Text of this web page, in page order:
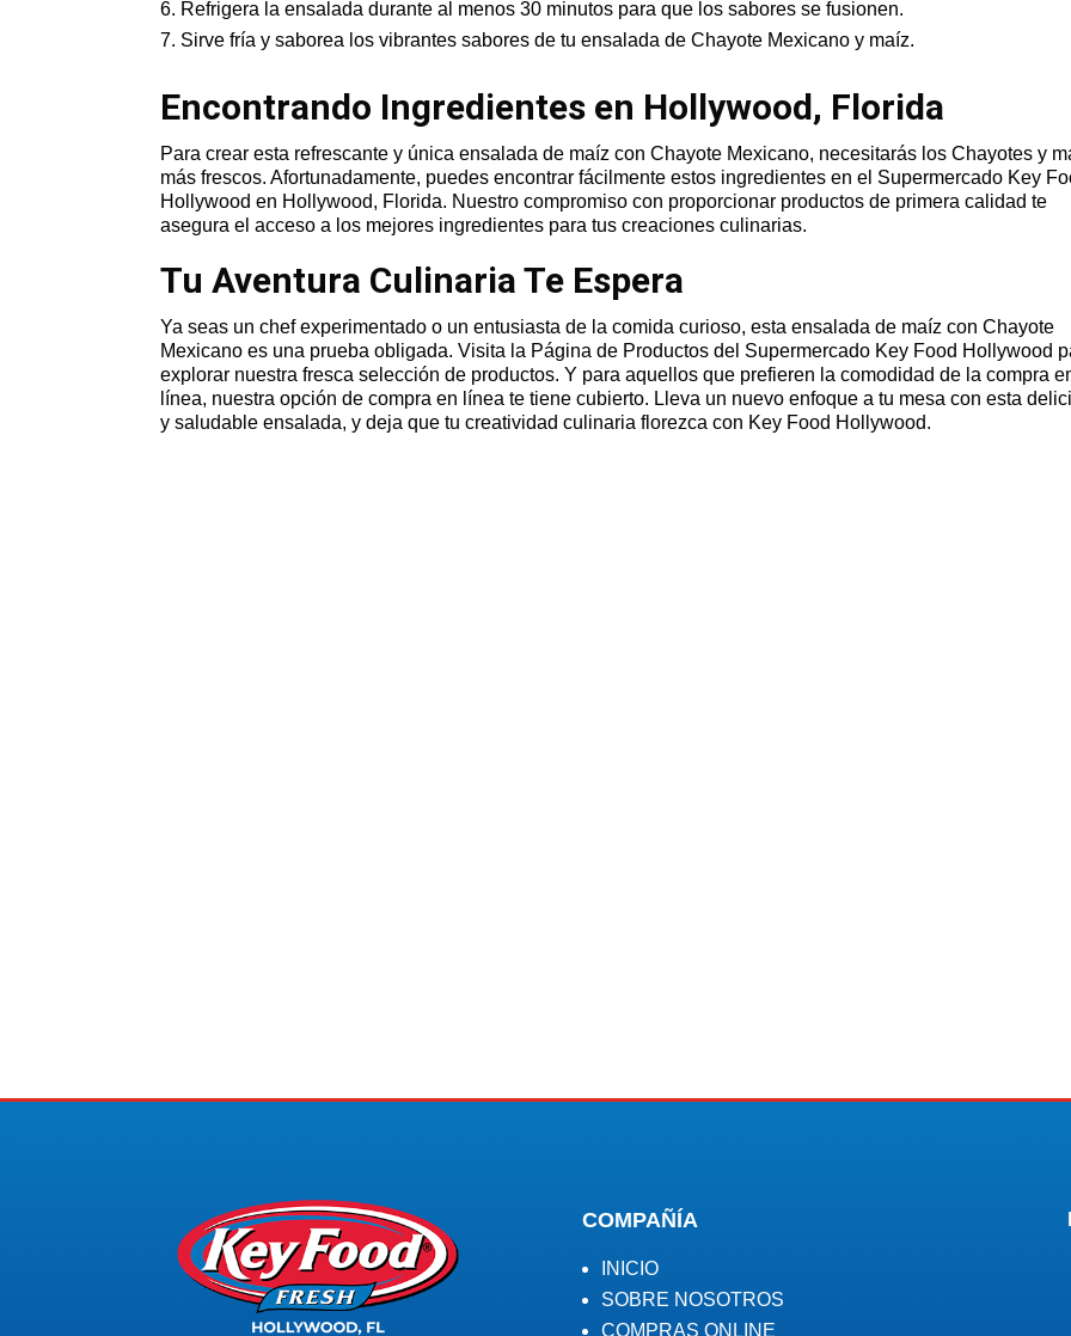
Refrigera la ensalada durante al menos 30 minutos para que los sabores se fusionen.
Sirve fría y saborea los vibrantes sabores de tu ensalada de Chayote Mexicano y maíz.
Encontrando Ingredientes en Hollywood, Florida
Para crear esta refrescante y única ensalada de maíz con Chayote Mexicano, necesitarás los Chayotes y
más frescos. Afortunadamente, puedes encontrar fácilmente estos ingredientes en el Supermercado Key
Hollywood en Hollywood, Florida. Nuestro compromiso con proporcionar productos de primera calidad te
asegura el acceso a los mejores ingredientes para tus creaciones culinarias.
Tu Aventura Culinaria Te Espera
Ya seas un chef experimentado o un entusiasta de la comida curioso, esta ensalada de maíz con Chayote
Mexicano es una prueba obligada. Visita la Página de Productos del Supermercado Key Food Hollywood
explorar nuestra fresca selección de productos. Y para aquellos que prefieren la comodidad de la compra
línea, nuestra opción de compra en línea te tiene cubierto. Lleva un nuevo enfoque a tu mesa con esta
y saludable ensalada, y deja que tu creatividad culinaria florezca con Key Food Hollywood.
COMPAÑÍA
INICIO
SOBRE NOSOTROS
COMPRAS ONLINE